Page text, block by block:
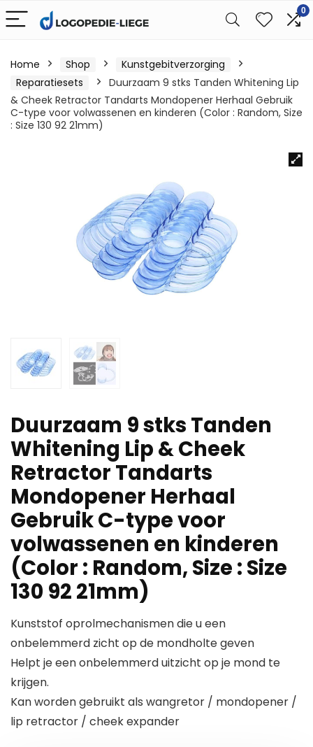
0
Home Shop
Kunstgebitverzorging
Reparatiesets
Duurzaam 9 stks Tanden Whitening Lip
& Cheek Retractor Tandarts Mondopener Herhaal Gebruik
C-type voor volwassenen en kinderen (Color : Random, Size
: Size 130 92 21mm)
Duurzaam 9 stks Tanden
Whitening Lip & Cheek
Retractor Tandarts
Mondopener Herhaal
Gebruik C-type voor
volwassenen en kinderen
(Color : Random, Size : Size
130 92 21mm)
Kunststof oprolmechanismen die u een
onbelemmerd zicht op de mondholte geven
Helpt je een onbelemmerd uitzicht op je mond te
krijgen.
Kan worden gebruikt als wangretor / mondopener /
lip retractor / cheek expander